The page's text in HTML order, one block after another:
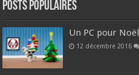
POSTS POPULAIRES
Un PC pour Noël
12 décembre 2016